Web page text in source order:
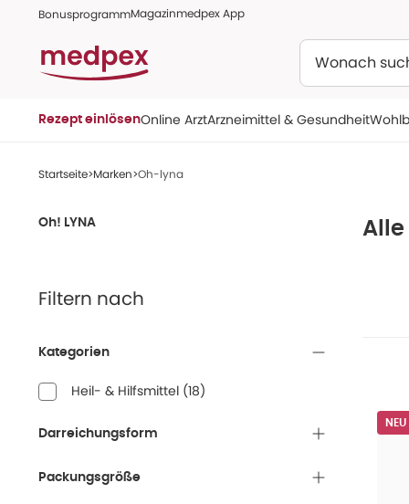
BonusprogrammMagazinmedpex App
Rezept einlösenOnline ArztArzneimittel & Gesundheit
Startseite Marken Oh-lyna
Alle
Oh! LYNA
Filtern nach
Kategorien
Heil- & Hilfsmittel (18)
Darreichungsform
Packungsgröße
NEU